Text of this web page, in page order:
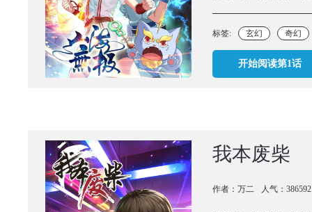
标签: 玄幻 奇幻
开始阅读第1话
我本废柴
作者：万二 人气：386592